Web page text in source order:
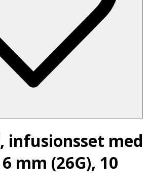
infusionsset med
mm (26G), 10